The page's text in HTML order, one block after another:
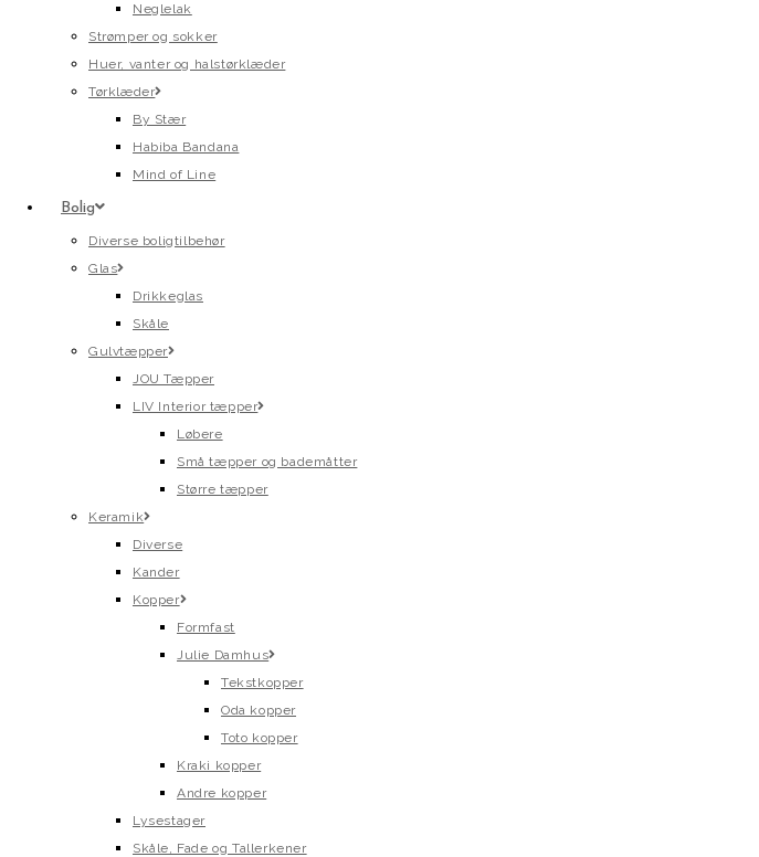
Neglelak
Strømper og sokker
Huer, vanter og halstørklæder
Tørklæder
By Stær
Habiba Bandana
Mind of Line
Bolig
Diverse boligtilbehør
Glas
Drikkeglas
Skåle
Gulvtæpper
JOU Tæpper
LIV Interior tæpper
Løbere
Små tæpper og bademåtter
Større tæpper
Keramik
Diverse
Kander
Kopper
Formfast
Julie Damhus
Tekstkopper
Oda kopper
Toto kopper
Kraki kopper
Andre kopper
Lysestager
Skåle, Fade og Tallerkener